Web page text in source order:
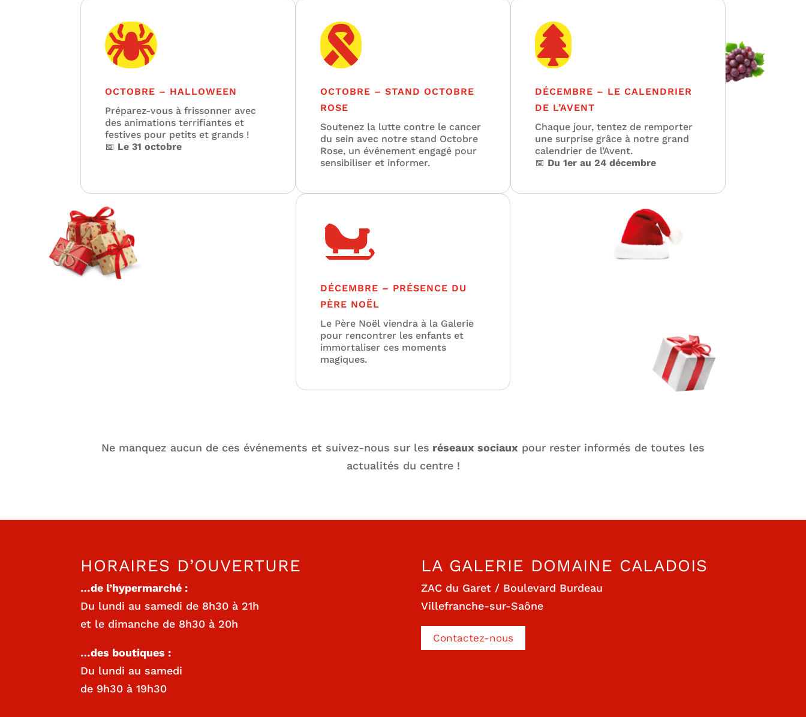

OCTOBRE – HALLOWEEN
Préparez-vous à frissonner avec
des animations terrifiantes et
festives pour petits et grands !
📅 Le 31 octobre

OCTOBRE – STAND OCTOBRE
ROSE
Soutenez la lutte contre le cancer
du sein avec notre stand Octobre
Rose, un événement engagé pour
sensibiliser et informer.

DÉCEMBRE – LE CALENDRIER
DE L’AVENT
Chaque jour, tentez de remporter
une surprise grâce à notre grand
calendrier de l’Avent.
📅 Du 1er au 24 décembre

DÉCEMBRE – PRÉSENCE DU
PÈRE NOËL
Le Père Noël viendra à la Galerie
pour rencontrer les enfants et
immortaliser ces moments
magiques.
Ne manquez aucun de ces événements et suivez-nous sur les réseaux sociaux pour rester informés de toutes les
actualités du centre !
HORAIRES D’OUVERTURE
…de l’hypermarché :
Du lundi au samedi de 8h30 à 21h
et le dimanche de 8h30 à 20h
…des boutiques :
Du lundi au samedi
de 9h30 à 19h30
LA GALERIE DOMAINE CALADOIS
ZAC du Garet / Boulevard Burdeau
Villefranche-sur-Saône
Contactez-nous